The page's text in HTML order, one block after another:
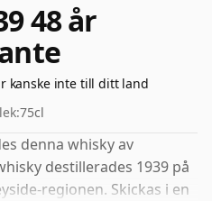
48 år
kanske inte till ditt land
75cl
denna whisky av
destillerades 1939 på
regionen. Skickas i en